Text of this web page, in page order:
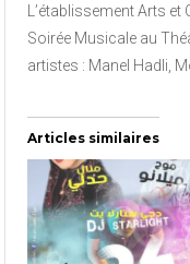
L’établissement Arts
Soirée Musicale au
artistes : Manel Hadli,
Articles similaires